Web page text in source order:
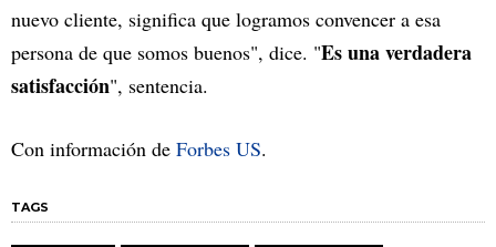
nuevo cliente, significa que logramos convencer a esa
persona de que somos buenos", dice. "Es una verdadera
satisfacción", sentencia.
Con información de Forbes US.
TAGS